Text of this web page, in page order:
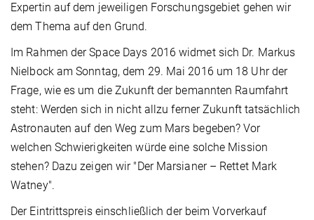
Expertin auf dem jeweiligen Forschungsgebiet gehen wir
dem Thema auf den Grund.
Im Rahmen der Space Days 2016 widmet sich Dr. Markus
Nielbock am Sonntag, dem 29. Mai 2016 um 18 Uhr der
Frage, wie es um die Zukunft der bemannten Raumfahrt
steht: Werden sich in nicht allzu ferner Zukunft tatsächlich
Astronauten auf den Weg zum Mars begeben? Vor
welchen Schwierigkeiten würde eine solche Mission
stehen? Dazu zeigen wir "Der Marsianer – Rettet Mark
Watney".
Der Eintrittspreis einschließlich der beim Vorverkauf